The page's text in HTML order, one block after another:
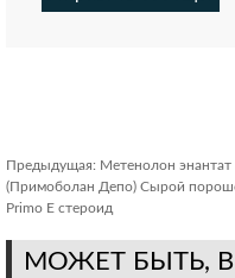
Предыдущая: Метенолон энантат
(Примоболан Депо) Сырой
Primo E стероид
МОЖЕТ БЫТЬ,